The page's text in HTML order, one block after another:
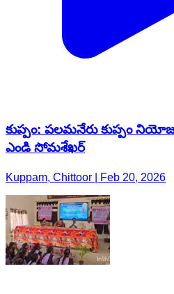
కుప్పం: పలమనేరు కుప్పం
ఎండి సోమశేఖర్
Kuppam, Chittoor | Feb 20, 2026